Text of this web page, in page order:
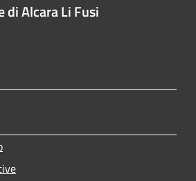
di Alcara Li Fusi